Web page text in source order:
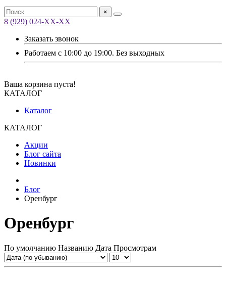
×
8 (929) 024-ХХ-ХХ
Заказать звонок
Работаем с 10:00 до 19:00. Без выходных
Ваша корзина пуста!
КАТАЛОГ
Каталог
КАТАЛОГ
Акции
Блог сайта
Новинки
Блог
Оренбург
Оренбург
По умолчанию Названию Дата Просмотрам